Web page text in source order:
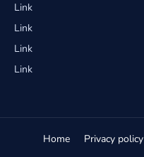
Link
Link
Link
Link
Home Privacy policy